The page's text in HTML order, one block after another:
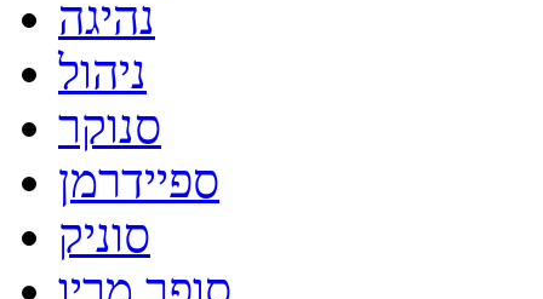
נהיגה
ניהול
סנוקר
ספיידרמן
סוניק